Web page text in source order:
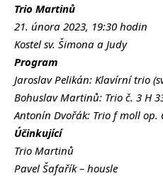
Trio Martinů
21. února 2023, 19:30 hodin
Kostel sv. Šimona a Judy
Program
Jaroslav Pelikán: Klavírní trio
Bohuslav Martinů: Trio č. 3 H
Antonín Dvořák: Trio f moll op.
Účinkující
Trio Martinů
Pavel Šafařík – housle